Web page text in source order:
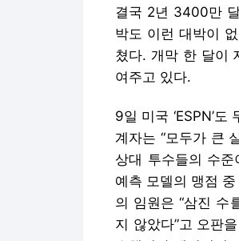
결국 2년 3400만
박도 이런 대박이
쳤다. 개막 한 달이
여주고 있다.
9일 미국 ‘ESPN’
계자는 “모두가 큰
상대 투수들의 수
예측 모델의 맹점
의 임원은 “삼진 수
지 않았다”고 오판